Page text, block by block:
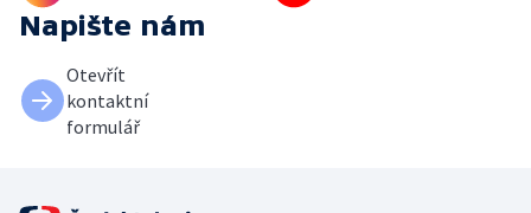
Napište nám
Otevřít
kontaktní
formulář